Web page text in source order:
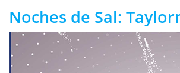
Noches de Sal:
Anterior